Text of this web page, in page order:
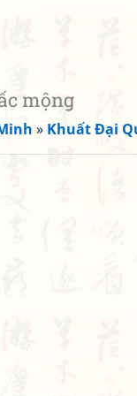
mộng
» Khuất Đại